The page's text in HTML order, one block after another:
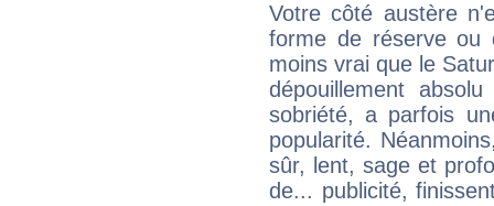
Votre côté austère
forme de réserve
moins vrai que le
dépouillement
sobriété, a parfois
popularité.
sûr, lent, sage et
de... publicité,